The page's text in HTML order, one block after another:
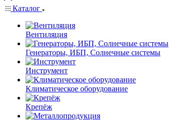
Каталог
Вентиляция
Генераторы, ИБП, Солнечные системы
Инструмент
Климатическое оборудование
Крепёж